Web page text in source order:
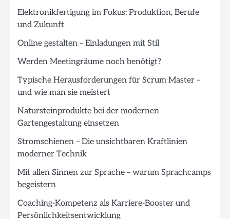
Elektronikfertigung im Fokus: Produktion, Berufe
und Zukunft
Online gestalten – Einladungen mit Stil
Werden Meetingräume noch benötigt?
Typische Herausforderungen für Scrum Master –
und wie man sie meistert
Natursteinprodukte bei der modernen
Gartengestaltung einsetzen
Stromschienen – Die unsichtbaren Kraftlinien
moderner Technik
Mit allen Sinnen zur Sprache – warum Sprachcamps
begeistern
Coaching-Kompetenz als Karriere-Booster und
Persönlichkeitsentwicklung